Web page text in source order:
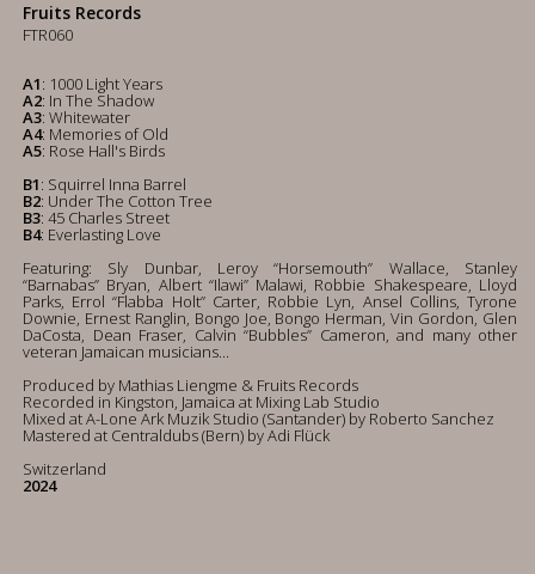
Fruits Records
FTR060
A1: 1000 Light Years
A2: In The Shadow
A3: Whitewater
A4: Memories of Old
A5: Rose Hall's Birds
B1: Squirrel Inna Barrel
B2: Under The Cotton Tree
B3: 45 Charles Street
B4: Everlasting Love
Featuring: Sly Dunbar, Leroy “Horsemouth” Wallace, Stanley
“Barnabas” Bryan, Albert “Ilawi” Malawi, Robbie Shakespeare, Lloyd
Parks, Errol “Flabba Holt” Carter, Robbie Lyn, Ansel Collins, Tyrone
Downie, Ernest Ranglin, Bongo Joe, Bongo Herman, Vin Gordon, Glen
DaCosta, Dean Fraser, Calvin “Bubbles” Cameron, and many other
veteran Jamaican musicians...
Produced by Mathias Liengme & Fruits Records
Recorded in Kingston, Jamaica at Mixing Lab Studio
Mixed at A-Lone Ark Muzik Studio (Santander) by Roberto Sanchez
Mastered at Centraldubs (Bern) by Adi Flück
Switzerland
2024